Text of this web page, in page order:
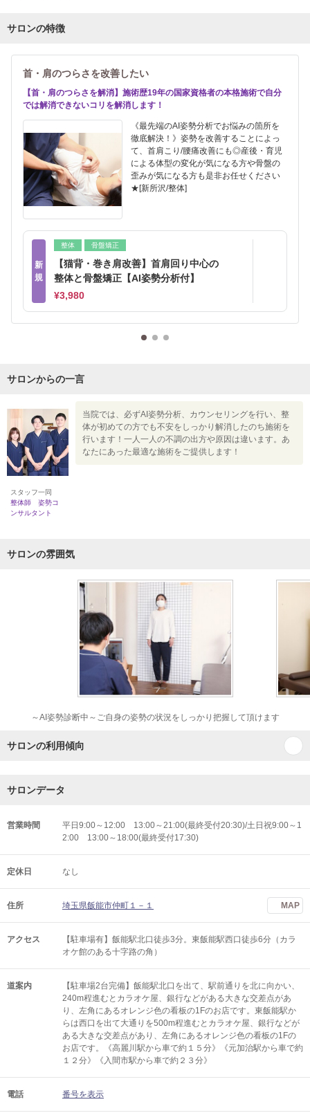
サロンの特徴
首・肩のつらさを改善したい
【首・肩のつらさを解消】施術歴19年の国家資格者の本格施術で自分
では解消できないコリを解消します！
《最先端のAI姿勢分析でお悩みの箇所を
徹底解決！》姿勢を改善することによっ
て、首肩こり/腰痛改善にも◎産後・育児
による体型の変化が気になる方や骨盤の
歪みが気になる方も是非お任せください
★[新所沢/整体]
新
規
整体 骨盤矯正
【猫背・巻き肩改善】首肩回り中心の
整体と骨盤矯正【AI姿勢分析付】
¥3,980
サロンからの一言
スタッフ一同
整体師 姿勢コ
ンサルタント
当院では、必ずAI姿勢分析、カウンセリングを行い、整
体が初めての方でも不安をしっかり解消したのち施術を
行います！一人一人の不調の出方や原因は違います。あ
なたにあった最適な施術をご提供します！
サロンの雰囲気
～AI姿勢診断中～ご自身の姿勢の状況をしっかり把握して頂けます
サロンの利用傾向
サロンデータ
営業時間
平日9:00～12:00 13:00～21:00(最終受付20:30)/土日祝9:00～1
2:00 13:00～18:00(最終受付17:30)
定休日 なし
住所 埼玉県飯能市仲町１－１ MAP
アクセス
【駐車場有】飯能駅北口徒歩3分。東飯能駅西口徒歩6分（カラ
オケ館のある十字路の角）
道案内
【駐車場2台完備】飯能駅北口を出て、駅前通りを北に向かい、
240m程進むとカラオケ屋、銀行などがある大きな交差点があ
り、左角にあるオレンジ色の看板の1Fのお店です。東飯能駅か
らは西口を出て大通りを500m程進むとカラオケ屋、銀行などが
ある大きな交差点があり、左角にあるオレンジ色の看板の1Fの
お店です。《高麗川駅から車で約１５分》《元加治駅から車で約
１２分》《入間市駅から車で約２３分》
電話 番号を表示